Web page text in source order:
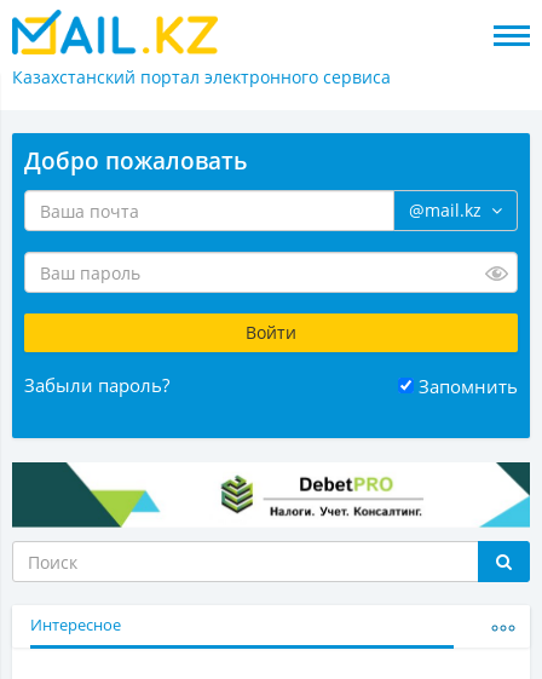
Казахстанский портал электронного сервиса
Добро пожаловать
@mail.kz
Забыли пароль? Запомнить
Интересное